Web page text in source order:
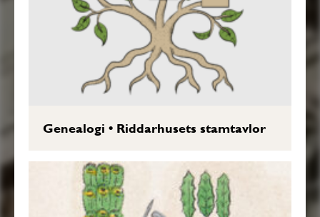
Genealogi • Riddarhusets stamtavlor